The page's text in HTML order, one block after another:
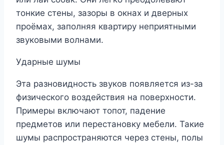
тонкие стены, зазоры в окнах и дверных
проёмах, заполняя квартиру неприятными
звуковыми волнами.
Ударные шумы
Эта разновидность звуков появляется из-за
физического воздействия на поверхности.
Примеры включают топот, падение
предметов или перестановку мебели. Такие
шумы распространяются через стены, полы